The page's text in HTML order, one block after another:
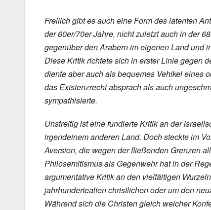
Freilich gibt es auch eine Form des latenten
der 60er/70er Jahre, nicht zuletzt auch in der
gegenüber den Arabern im eigenen Land und
Diese Kritik richtete sich in erster Linie gegen
diente aber auch als bequemes Vehikel eines
das Existenzrecht absprach als auch
sympathisierte.
Unstreitig ist eine fundierte Kritik an der
irgendeinem anderen Land. Doch steckte im
Aversion, die wegen der fließenden Grenzen
Philosemitismus als Gegenwehr hat in der
argumentative Kritik an den vielfältigen
jahrhundertealten christlichen oder um den
Während sich die Christen gleich welcher